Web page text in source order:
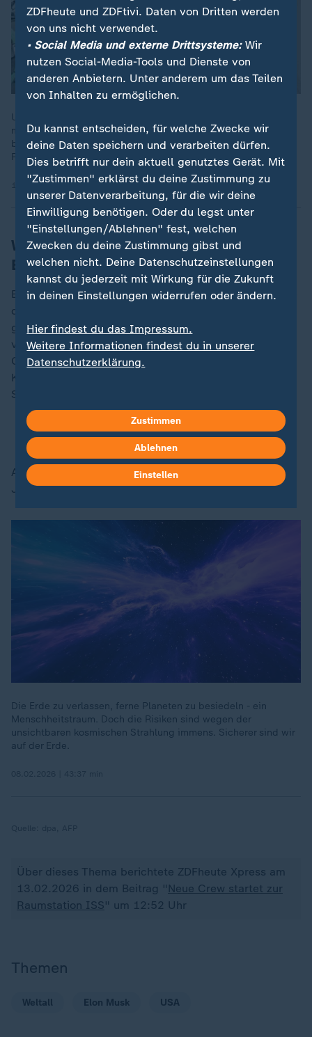
US-Raumfahrtbehörde Nasa hat vier Astronauten wegen
medizinischer Probleme vorzeitig zurückgeholt. In 65 Jahren
bemannter Raumfahrt ist es für die Nasa die erste
Rückholaktion dieser Art.
15.01.2026 | 0:21 min
Wochenlang nur drei Astronauten an
Bord der ISS
Eigentlich war - wie stets üblich - eine Übergabephase
der "Crew 11" an die "Crew 12" an Bord der ISS
geplant gewesen. Stattdessen hielten nun in den
vergangenen Wochen nur der Nasa-Astronaut
Christopher Williams und die beiden russischen
Kosmonauten Sergej Mikaew und Sergej Kud-
Swertschkow die Stellung.
Weltraum-BBQ: Taikonauten grillen im All
An Bord der ISS leben und forschen seit rund 25
Jahren kontinuierlich Astronauten und Astronautinnen.
Die Erde zu verlassen, ferne Planeten zu besiedeln - ein
Menschheitstraum. Doch die Risiken sind wegen der
unsichtbaren kosmischen Strahlung immens. Sicherer sind wir
auf der Erde.
Über dieses Thema berichtete ZDFheute Xpress am
13.02.2026 in dem Beitrag " Neue Crew startet zur
Raumstation ISS" um 12:52 Uhr
Themen
Weltall Elon Musk USA
ZDFheute und ZDFtivi. Daten von Dritten werden
von uns nicht verwendet.
• Social Media und externe Drittsysteme:Wir
nutzen Social-Media-Tools und Dienste von
anderen Anbietern. Unter anderem um das Teilen
von Inhalten zu ermöglichen.
Du kannst entscheiden, für welche Zwecke wir
deine Daten speichern und verarbeiten dürfen.
Dies betrifft nur dein aktuell genutztes Gerät. Mit
"Zustimmen" erklärst du deine Zustimmung zu
unserer Datenverarbeitung, für die wir deine
Einwilligung benötigen. Oder du legst unter
"Einstellungen/Ablehnen" fest, welchen
Zwecken du deine Zustimmung gibst und
welchen nicht. Deine Datenschutzeinstellungen
kannst du jederzeit mit Wirkung für die Zukunft
in deinen Einstellungen widerrufen oder ändern.
Hier findest du das Impressum.
Weitere Informationen findest du in unserer
Datenschutzerklärung.
Zustimmen
Ablehnen
Einstellen